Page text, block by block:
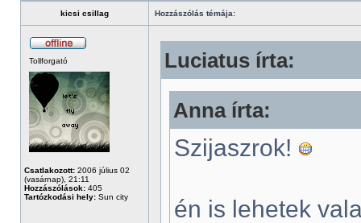
kicsi csillag Hozzászólás témája:
Tollforgató
Csatlakozott: 2006 július 02
(vasárnap), 21:11
Hozzászólások: 405
Tartózkodási hely: Sun city
Luciatus írta:
Anna írta:
Szijaszrok!
én is lehetek